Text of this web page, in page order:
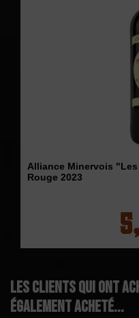
Alliance Minervois
Rouge 2023
Les clients qui ont
également acheté...